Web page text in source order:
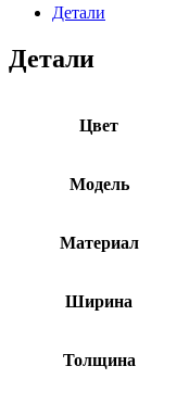
Детали
Детали
Цвет
Модель
Материал
Ширина
Толщина